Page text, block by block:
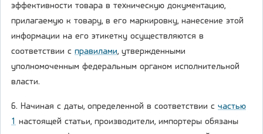
эффективности товара в техническую документацию,
прилагаемую к товару, в его маркировку, нанесение этой
информации на его этикетку осуществляются в
соответствии с правилами, утвержденными
уполномоченным федеральным органом исполнительной
власти.
6. Начиная с даты, определенной в соответствии с частью
1 настоящей статьи, производители, импортеры обязаны